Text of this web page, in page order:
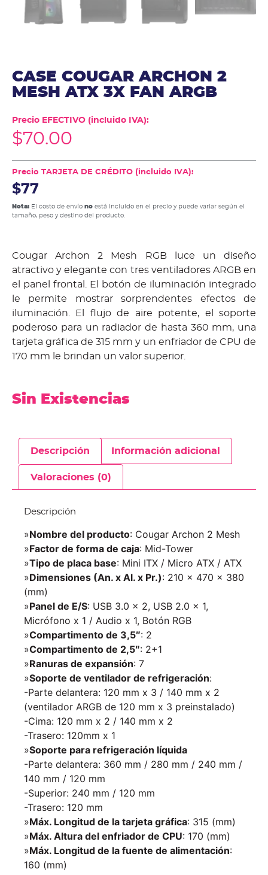
CASE COUGAR ARCHON 2
MESH ATX 3X FAN ARGB
Precio EFECTIVO (incluido IVA):
$70.00
Precio TARJETA DE CRÉDITO (incluido IVA):
$77
Nota: El costo de envío no está incluido en el precio y puede variar según el
tamaño, peso y destino del producto.
Cougar Archon 2 Mesh RGB luce un diseño
atractivo y elegante con tres ventiladores ARGB en
el panel frontal. El botón de iluminación integrado
le permite mostrar sorprendentes efectos de
iluminación. El flujo de aire potente, el soporte
poderoso para un radiador de hasta 360 mm, una
tarjeta gráfica de 315 mm y un enfriador de CPU de
170 mm le brindan un valor superior.
Sin Existencias
Descripción Información adicional
Valoraciones (0)
Descripción
»Nombre del producto: Cougar Archon 2 Mesh
»Factor de forma de caja: Mid-Tower
»Tipo de placa base: Mini ITX / Micro ATX / ATX
»Dimensiones (An. x Al. x Pr.): 210 x 470 x 380
(mm)
»Panel de E/S: USB 3.0 x 2, USB 2.0 x 1,
Micrófono x 1 / Audio x 1, Botón RGB
»Compartimento de 3,5″: 2
»Compartimento de 2,5″: 2+1
»Ranuras de expansión: 7
»Soporte de ventilador de refrigeración:
-Parte delantera: 120 mm x 3 / 140 mm x 2
(ventilador ARGB de 120 mm x 3 preinstalado)
-Cima: 120 mm x 2 / 140 mm x 2
-Trasero: 120mm x 1
»Soporte para refrigeración líquida
-Parte delantera: 360 mm / 280 mm / 240 mm /
140 mm / 120 mm
-Superior: 240 mm / 120 mm
-Trasero: 120 mm
»Máx. Longitud de la tarjeta gráfica: 315 (mm)
»Máx. Altura del enfriador de CPU: 170 (mm)
»Máx. Longitud de la fuente de alimentación:
160 (mm)